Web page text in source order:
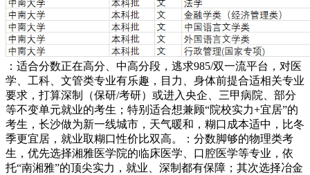
：适合分数正在高分、中高分段，逃求985/双一流平台，对医
学、工科、文管类专业有乐趣，目力、身体前提合适相关专业
要求，打算深制（保研/考研）或进入央企、三甲病院、部分
等不变单元就业的考生；特别适合想兼顾“院校实力+宜居”的
考生，长沙做为新一线城市，天气暖和，糊口成本适中，比冬
季更宜居，就业取糊口性价比双高。：分数脚够的物理类考
生，优先选择湘雅医学院的临床医学、口腔医学等专业，依
托“南湘雅”的顶尖实力，就业、深制都有保障；其次选择冶金